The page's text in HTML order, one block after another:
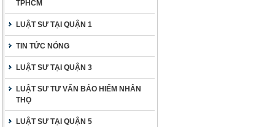
TPHCM
LUẬT SƯ TẠI QUẬN 1
TIN TỨC NÓNG
LUẬT SƯ TẠI QUẬN 3
LUẬT SƯ TƯ VẤN BẢO HIỂM NHÂN
THỌ
LUẬT SƯ TẠI QUẬN 5